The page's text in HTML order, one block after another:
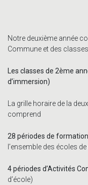
Notre deuxième année
Commune et des
Les classes de 2ème
d’immersion)
La grille horaire de la
comprend
28 périodes de
l’ensemble des écoles
4 périodes d’Activités
d’école)